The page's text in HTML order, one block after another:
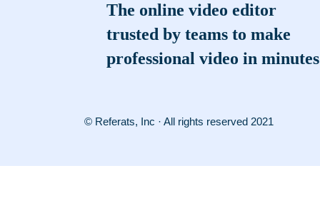
The online video editor
trusted by teams to make
professional video in minutes
© Referats, Inc · All rights reserved 2021